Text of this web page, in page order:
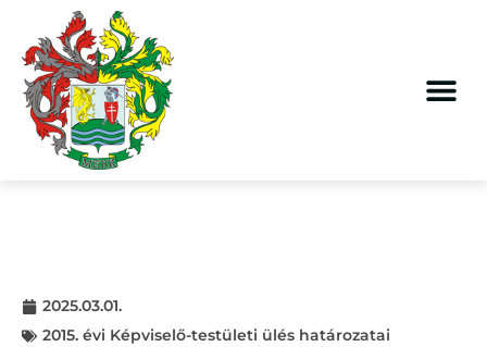
2025.03.01.
2015. évi Képviselő-testületi ülés határozatai